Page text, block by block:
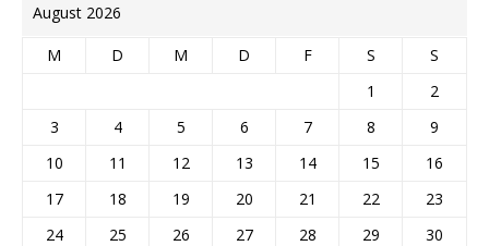
August 2026
M D M D F S
S
1
2
3
4 5 6 7 8
9
10
11 12 13 14 15
16
17
18 19 20 21 22
23
24
25 26 27 28 29
30